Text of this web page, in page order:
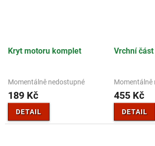
Kryt motoru komplet
Momentálně nedostupné
189 Kč
DETAIL
Vrchní
Momentálně
455 Kč
DETAIL